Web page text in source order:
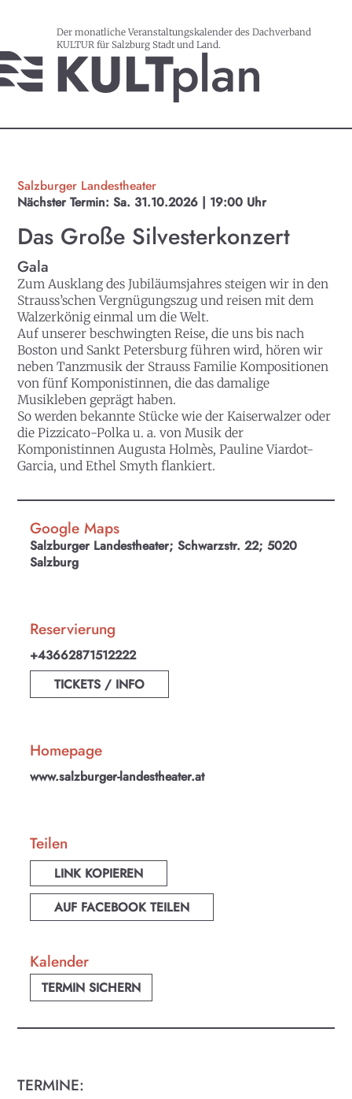
Der monatliche Veranstaltungskalender des Dachverband
KULTUR für Salzburg Stadt und Land.
Salzburger Landestheater
Nächster Termin: Sa. 31.10.2026 | 19:00 Uhr
Das Große Silvesterkonzert
Gala
Zum Ausklang des Jubiläumsjahres steigen wir in den
Strauss’schen Vergnügungszug und reisen mit dem
Walzerkönig einmal um die Welt.
Auf unserer beschwingten Reise, die uns bis nach
Boston und Sankt Petersburg führen wird, hören wir
neben Tanzmusik der Strauss Familie Kompositionen
von fünf Komponistinnen, die das damalige
Musikleben geprägt haben.
So werden bekannte Stücke wie der Kaiserwalzer oder
die Pizzicato-Polka u. a. von Musik der
Komponistinnen Augusta Holmès, Pauline Viardot-
Garcia, und Ethel Smyth flankiert.
Google Maps
Salzburger Landestheater; Schwarzstr. 22; 5020
Salzburg
Reservierung
+43662871512222
TICKETS / INFO
Homepage
www.salzburger-landestheater.at
Teilen
LINK KOPIEREN
AUF FACEBOOK TEILEN
Kalender
TERMIN SICHERN
TERMINE: